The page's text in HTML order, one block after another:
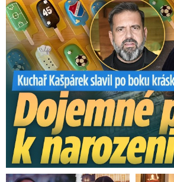
Kašpárek slavil po boku krásky: Dojemné